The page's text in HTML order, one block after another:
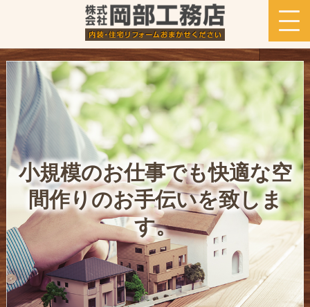
小規模のお仕事でも快適な空
間作りのお手伝いを致しま
す。